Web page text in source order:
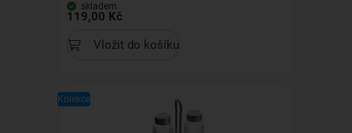
skladem
119,00 Kč
Vložit do košíku
Kolekce